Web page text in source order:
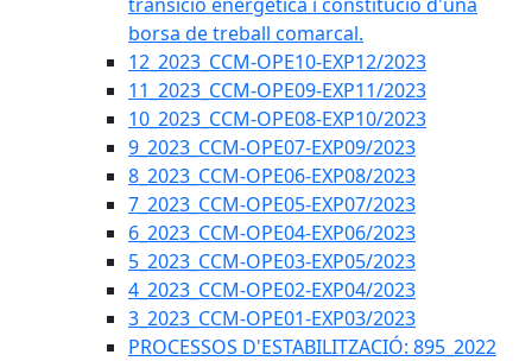
borsa de treball comarcal.
12_2023_CCM-OPE10-EXP12/2023
11_2023_CCM-OPE09-EXP11/2023
10_2023_CCM-OPE08-EXP10/2023
9_2023_CCM-OPE07-EXP09/2023
8_2023_CCM-OPE06-EXP08/2023
7_2023_CCM-OPE05-EXP07/2023
6_2023_CCM-OPE04-EXP06/2023
5_2023_CCM-OPE03-EXP05/2023
4_2023_CCM-OPE02-EXP04/2023
3_2023_CCM-OPE01-EXP03/2023
PROCESSOS D'ESTABILITZACIÓ: 895_2022